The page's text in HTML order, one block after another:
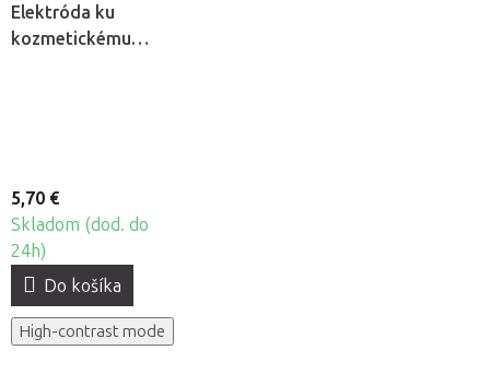
Elektróda ku
kozmetickému
5,70 €
Skladom (dod. do
24h)
Do košíka
High-contrast mode